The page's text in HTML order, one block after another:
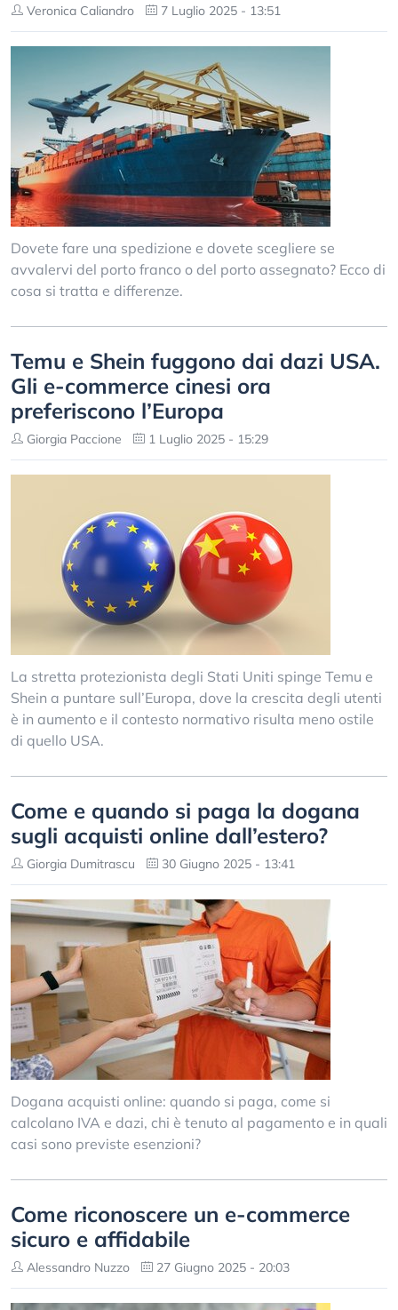
Veronica Caliandro 7 Luglio 2025 - 13:51
Dovete fare una spedizione e dovete scegliere se
avvalervi del porto franco o del porto assegnato? Ecco di
cosa si tratta e differenze.
Temu e Shein fuggono dai dazi USA.
Gli e-commerce cinesi ora
preferiscono l’Europa
Giorgia Paccione 1 Luglio 2025 - 15:29
La stretta protezionista degli Stati Uniti spinge Temu e
Shein a puntare sull’Europa, dove la crescita degli utenti
è in aumento e il contesto normativo risulta meno ostile
di quello USA.
Come e quando si paga la dogana
sugli acquisti online dall’estero?
Giorgia Dumitrascu 30 Giugno 2025 - 13:41
Dogana acquisti online: quando si paga, come si
calcolano IVA e dazi, chi è tenuto al pagamento e in quali
casi sono previste esenzioni?
Come riconoscere un e-commerce
sicuro e affidabile
Alessandro Nuzzo 27 Giugno 2025 - 20:03